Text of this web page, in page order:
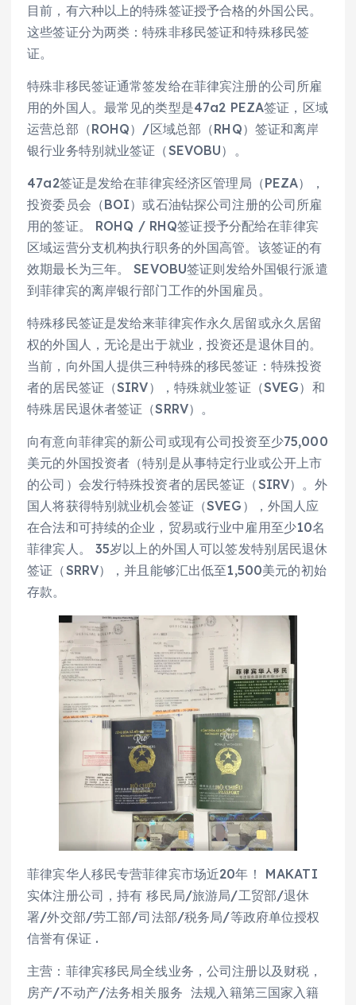
目前，有六种以上的特殊签证授予合格的外国公民。
这些签证分为两类：特殊非移民签证和特殊移民签
证。
特殊非移民签证通常签发给在菲律宾注册的公司所雇
用的外国人。最常见的类型是47a2 PEZA签证，区域
运营总部（ROHQ）/区域总部（RHQ）签证和离岸
银行业务特别就业签证（SEVOBU）。
47a2签证是发给在菲律宾经济区管理局（PEZA），
投资委员会（BOI）或石油钻探公司注册的公司所雇
用的签证。 ROHQ / RHQ签证授予分配给在菲律宾
区域运营分支机构执行职务的外国高管。该签证的有
效期最长为三年。 SEVOBU签证则发给外国银行派遣
到菲律宾的离岸银行部门工作的外国雇员。
特殊移民签证是发给来菲律宾作永久居留或永久居留
权的外国人，无论是出于就业，投资还是退休目的。
当前，向外国人提供三种特殊的移民签证：特殊投资
者的居民签证（SIRV），特殊就业签证（SVEG）和
特殊居民退休者签证（SRRV）。
向有意向菲律宾的新公司或现有公司投资至少75,000
美元的外国投资者（特别是从事特定行业或公开上市
的公司）会发行特殊投资者的居民签证（SIRV）。外
国人将获得特别就业机会签证（SVEG），外国人应
在合法和可持续的企业，贸易或行业中雇用至少10名
菲律宾人。 35岁以上的外国人可以签发特别居民退休
签证（SRRV），并且能够汇出低至1,500美元的初始
存款。
菲律宾华人移民专营菲律宾市场近20年！ MAKATI
实体注册公司，持有 移民局/旅游局/工贸部/退休
署/外交部/劳工部/司法部/税务局/等政府单位授权
信誉有保证 .
主营：菲律宾移民局全线业务，公司注册以及财税，
房产/不动产/法务相关服务 法规入籍第三国家入籍